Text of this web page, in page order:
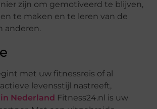
zijn om gemotiveerd te blijven,
te maken en te leren van de
anderen.
met uw fitnessreis of al
levensstijl nastreeft,
Nederland Fitness24.nl is uw